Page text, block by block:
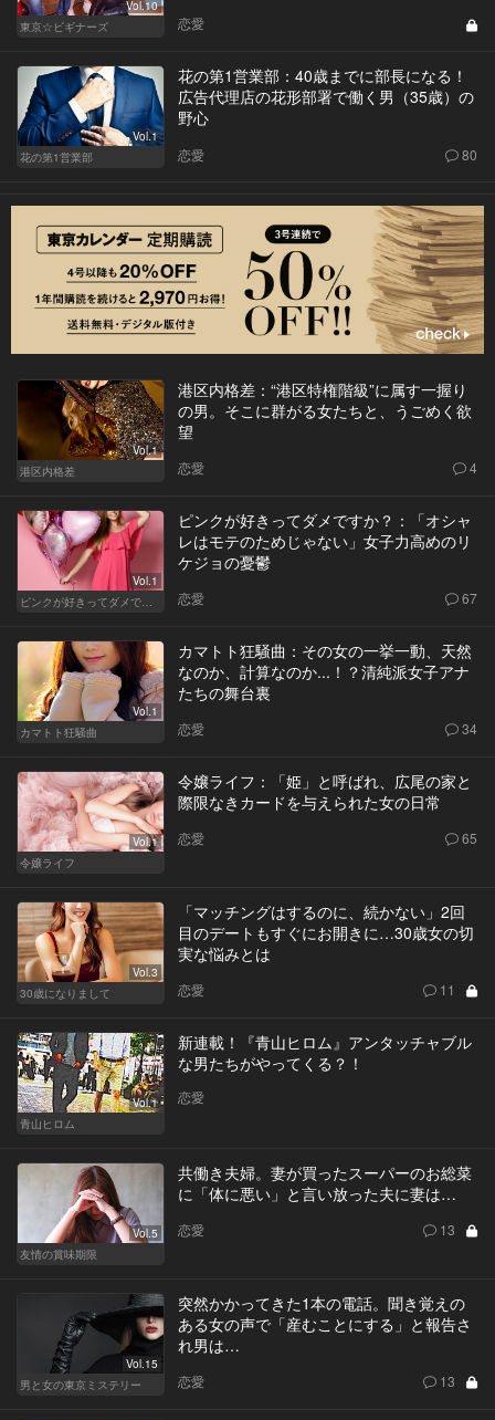
Vol.10
東京☆ビギナーズ
恋愛
Vol.1
花の第1営業部
花の第1営業部：40歳までに部長になる！
広告代理店の花形部署で働く男（35歳）の
野心
恋愛 80
Vol.1
港区内格差
港区内格差：“港区特権階級”に属す一握り
の男。そこに群がる女たちと、うごめく欲
望
恋愛 4
Vol.1
ピンクが好きってダメですか？
ピンクが好きってダメですか？：「オシャ
レはモテのためじゃない」女子力高めのリ
ケジョの憂鬱
恋愛 67
Vol.1
カマトト狂騒曲
カマトト狂騒曲：その女の一挙一動、天然
なのか、計算なのか...！？清純派女子アナ
たちの舞台裏
恋愛 34
Vol.1
令嬢ライフ
令嬢ライフ：「姫」と呼ばれ、広尾の家と
際限なきカードを与えられた女の日常
恋愛 65
Vol.3
30歳になりまして
「マッチングはするのに、続かない」2回
目のデートもすぐにお開きに…30歳女の切
実な悩みとは
恋愛 11
Vol.1
青山ヒロム
新連載！『青山ヒロム』アンタッチャブル
な男たちがやってくる？！
恋愛
Vol.5
友情の賞味期限
共働き夫婦。妻が買ったスーパーのお総菜
に「体に悪い」と言い放った夫に妻は…
恋愛 13
Vol.15
男と女の東京ミステリー
突然かかってきた1本の電話。聞き覚えの
ある女の声で「産むことにする」と報告さ
れ男は…
恋愛 13